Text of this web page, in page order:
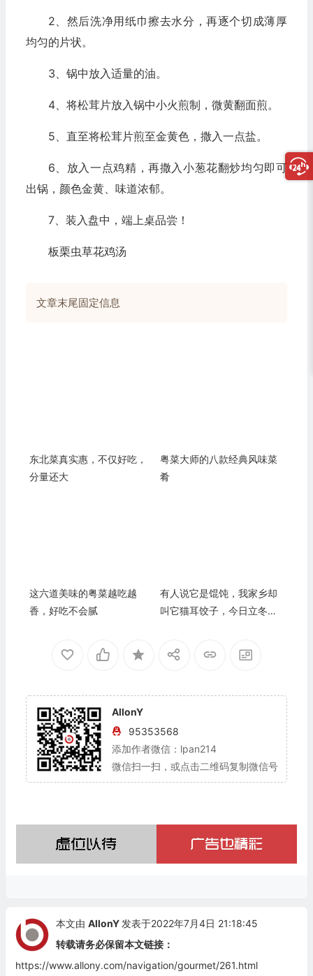
2、然后洗净用纸巾擦去水分，再逐个切成薄厚
均匀的片状。
3、锅中放入适量的油。
4、将松茸片放入锅中小火煎制，微黄翻面煎。
5、直至将松茸片煎至金黄色，撒入一点盐。
6、放入一点鸡精，再撒入小葱花翻炒均匀即可
出锅，颜色金黄、味道浓郁。
7、装入盘中，端上桌品尝！
板栗虫草花鸡汤
文章末尾固定信息
东北菜真实惠，不仅好吃，
分量还大
粤菜大师的八款经典风味菜
肴
这六道美味的粤菜越吃越
香，好吃不会腻
有人说它是馄饨，我家乡却
叫它猫耳饺子，今日立冬就
AllonY
95353568
添加作者微信：lpan214
微信扫一扫，或点击二维码复制微信号
本文由 AllonY 发表于2022年7月4日 21:18:45
转载请务必保留本文链接：
https://www.allony.com/navigation/gourmet/261.html